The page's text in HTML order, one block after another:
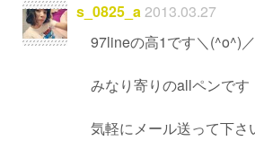
s_0825_a2013.03.27
97lineの高1です＼(^o^)／
みなり寄りのallペンです
気軽にメール送って下さ